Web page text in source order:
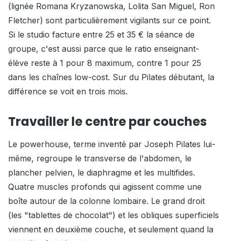
(lignée Romana Kryzanowska, Lolita San Miguel, Ron
Fletcher) sont particulièrement vigilants sur ce point.
Si le studio facture entre 25 et 35 € la séance de
groupe, c'est aussi parce que le ratio enseignant-
élève reste à 1 pour 8 maximum, contre 1 pour 25
dans les chaînes low-cost. Sur du Pilates débutant, la
différence se voit en trois mois.
Travailler le centre par couches
Le powerhouse, terme inventé par Joseph Pilates lui-
même, regroupe le transverse de l'abdomen, le
plancher pelvien, le diaphragme et les multifides.
Quatre muscles profonds qui agissent comme une
boîte autour de la colonne lombaire. Le grand droit
(les "tablettes de chocolat") et les obliques superficiels
viennent en deuxième couche, et seulement quand la